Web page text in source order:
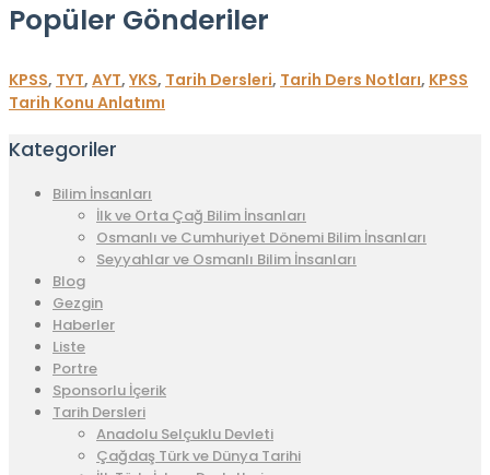
Popüler Gönderiler
KPSS, TYT, AYT, YKS, Tarih Dersleri, Tarih Ders Notları, KPSS
Tarih Konu Anlatımı
Kategoriler
Bilim İnsanları
İlk ve Orta Çağ Bilim İnsanları
Osmanlı ve Cumhuriyet Dönemi Bilim İnsanları
Seyyahlar ve Osmanlı Bilim İnsanları
Blog
Gezgin
Haberler
Liste
Portre
Sponsorlu İçerik
Tarih Dersleri
Anadolu Selçuklu Devleti
Çağdaş Türk ve Dünya Tarihi